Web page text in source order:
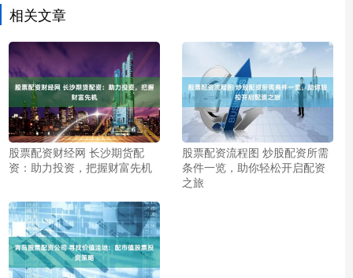
相关文章
股票配资财经网 长沙期货配
资：助力投资，把握财富先机
股票配资流程图 炒股配资所需
条件一览，助你轻松开启配资
之旅